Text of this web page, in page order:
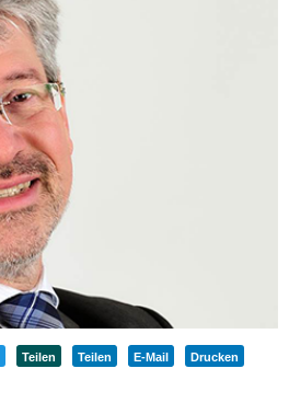
Teilen Teilen E-Mail Drucken